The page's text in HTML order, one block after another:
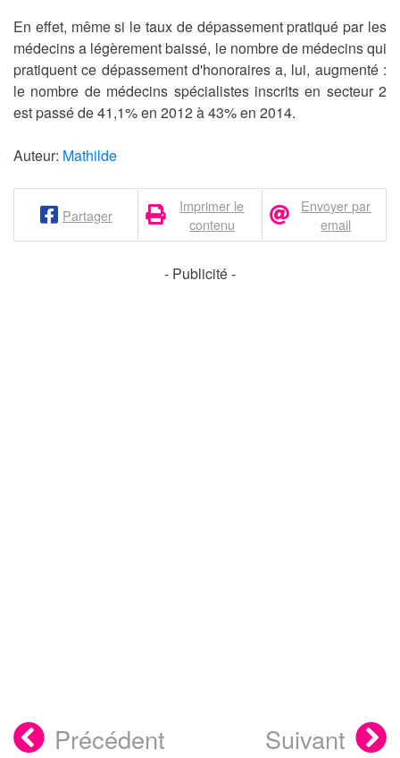
En effet, même si le taux de dépassement pratiqué par les
médecins a légèrement baissé, le nombre de médecins qui
pratiquent ce dépassement d'honoraires a, lui, augmenté :
le nombre de médecins spécialistes inscrits en secteur 2
est passé de 41,1% en 2012 à 43% en 2014.
Auteur: Mathilde
Partager
Imprimer le
contenu
Envoyer par
email
- Publicité -
Précédent Suivant